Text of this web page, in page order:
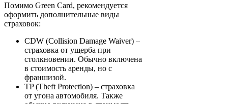
Помимо Green Card, рекомендуется
оформить дополнительные виды
страховок:
CDW (Collision Damage Waiver) –
страховка от ущерба при
столкновении. Обычно включена
в стоимость аренды, но с
франшизой.
TP (Theft Protection) – страховка
от угона автомобиля. Также